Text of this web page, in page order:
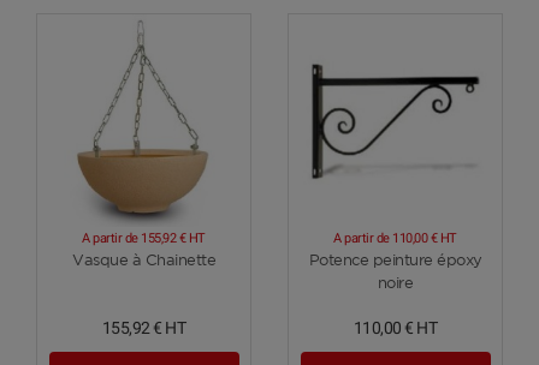
Voir plus
Vasque à Chainette
A partir de 155,92 € HT
155,92 € HT
Voir plus
Potence peinture époxy
noire
A partir de 110,00 € HT
110,00 € HT